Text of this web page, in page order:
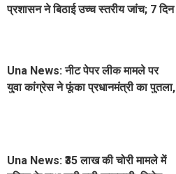
प्रशासन ने बिठाई उच्च स्तरीय जांच; 7 दिन
Una News: नीट पेपर लीक मामले पर
युवा कांग्रेस ने फूंका प्रधानमंत्री का पुतला,
Una News: ₹35 लाख की चोरी मामले में